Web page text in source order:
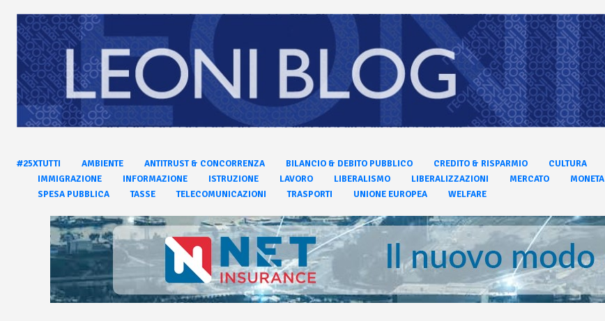
#25XTUTTI AMBIENTE ANTITRUST & CONCORRENZA BILANCIO & DEBITO PUBBLICO CREDITO & RISPARMIO CULTURA
IMMIGRAZIONE
INFORMAZIONE ISTRUZIONE LAVORO LIBERALISMO LIBERALIZZAZIONI MERCATO MONETA
SPESA PUBBLICA
TASSE TELECOMUNICAZIONI TRASPORTI UNIONE EUROPEA WELFARE